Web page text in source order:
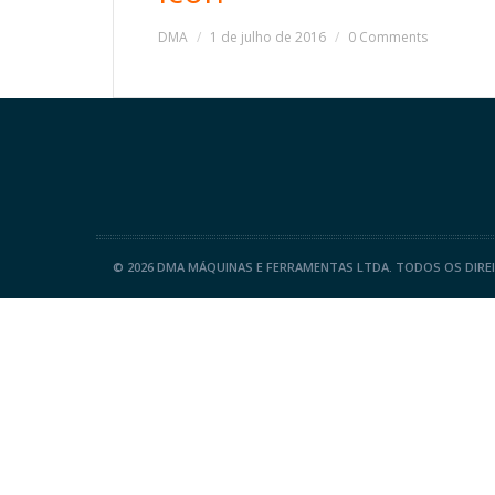
DMA 1 de julho de 2016 0 Comments
© 2026 DMA MÁQUINAS E FERRAMENTAS LTDA. TODOS OS